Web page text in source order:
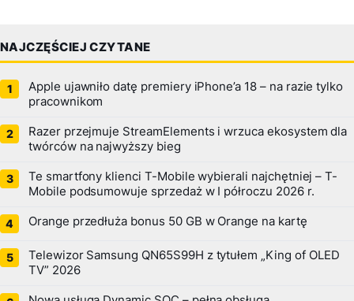
NAJCZĘŚCIEJ CZYTANE
Apple ujawniło datę premiery iPhone’a 18 – na razie tylko
pracownikom
Razer przejmuje StreamElements i wrzuca ekosystem dla
twórców na najwyższy bieg
Te smartfony klienci T-Mobile wybierali najchętniej – T-
Mobile podsumowuje sprzedaż w I półroczu 2026 r.
Orange przedłuża bonus 50 GB w Orange na kartę
Telewizor Samsung QN65S99H z tytułem „King of OLED
TV” 2026